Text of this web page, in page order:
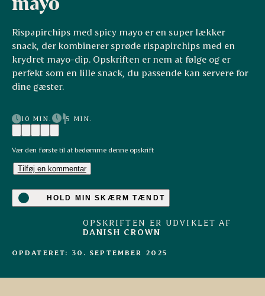
Rispapirchips med spicy mayo er en super lækker
snack, der kombinerer sprøde rispapirchips med en
krydret mayo-dip. Opskriften er nem at følge og er
perfekt som en lille snack, du passende kan servere for
dine gæster.
10 MIN. 5 MIN.
Vær den første til at bedømme denne opskrift
Tilføj en kommentar
HOLD MIN SKÆRM TÆNDT
OPSKRIFTEN ER UDVIKLET AF
DANISH CROWN
OPDATERET: 30. SEPTEMBER 2025